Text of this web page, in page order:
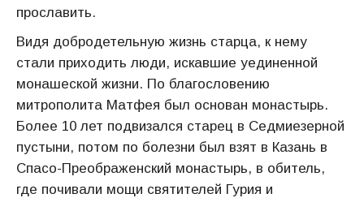
прославить.
Видя добродетельную жизнь старца, к нему
стали приходить люди, искавшие уединенной
монашеской жизни. По благословению
митрополита Матфея был основан монастырь.
Более 10 лет подвизался старец в Седмиезерной
пустыни, потом по болезни был взят в Казань в
Спасо-Преображенский монастырь, в обитель,
где почивали мощи святителей Гурия и